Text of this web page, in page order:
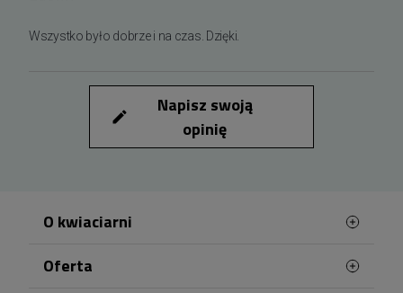
Wszystko było dobrze i na czas. Dzięki.
edit
Napisz swoją
opinię
O kwiaciarni
Podaruj kwiaty na odległość z dostawą w Lublinie!
Oferta